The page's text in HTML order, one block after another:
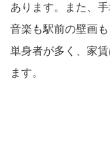
あります。また、
音楽も駅前の壁画も
単身者が多く、家
ます。